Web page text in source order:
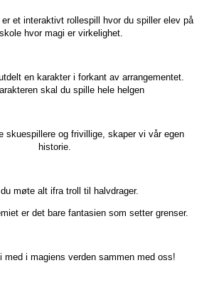
et interaktivt rollespill hvor du spiller elev på
hvor magi er virkelighet.
en karakter i forkant av arrangementet.
skal du spille hele helgen
skuespillere og frivillige, skaper vi vår egen
historie.
møte alt ifra troll til halvdrager.
er det bare fantasien som setter grenser.
med i magiens verden sammen med oss!